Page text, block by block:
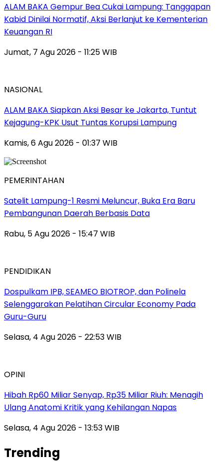
ALAM BAKA Gempur Bea Cukai Lampung: Tanggapan
Kabid Dinilai Normatif, Aksi Berlanjut ke Kementerian
Keuangan RI
Jumat, 7 Agu 2026 - 11:25 WIB
NASIONAL
ALAM BAKA Siapkan Aksi Besar ke Jakarta, Tuntut
Kejagung-KPK Usut Tuntas Korupsi Lampung
Kamis, 6 Agu 2026 - 01:37 WIB
PEMERINTAHAN
Satelit Lampung-1 Resmi Meluncur, Buka Era Baru
Pembangunan Daerah Berbasis Data
Rabu, 5 Agu 2026 - 15:47 WIB
PENDIDIKAN
Dospulkam IPB, SEAMEO BIOTROP, dan Polinela
Selenggarakan Pelatihan Circular Economy Pada
Guru-Guru
Selasa, 4 Agu 2026 - 22:53 WIB
OPINI
Hibah Rp60 Miliar Senyap, Rp35 Miliar Riuh: Menagih
Ulang Anatomi Kritik yang Kehilangan Napas
Selasa, 4 Agu 2026 - 13:53 WIB
Trending